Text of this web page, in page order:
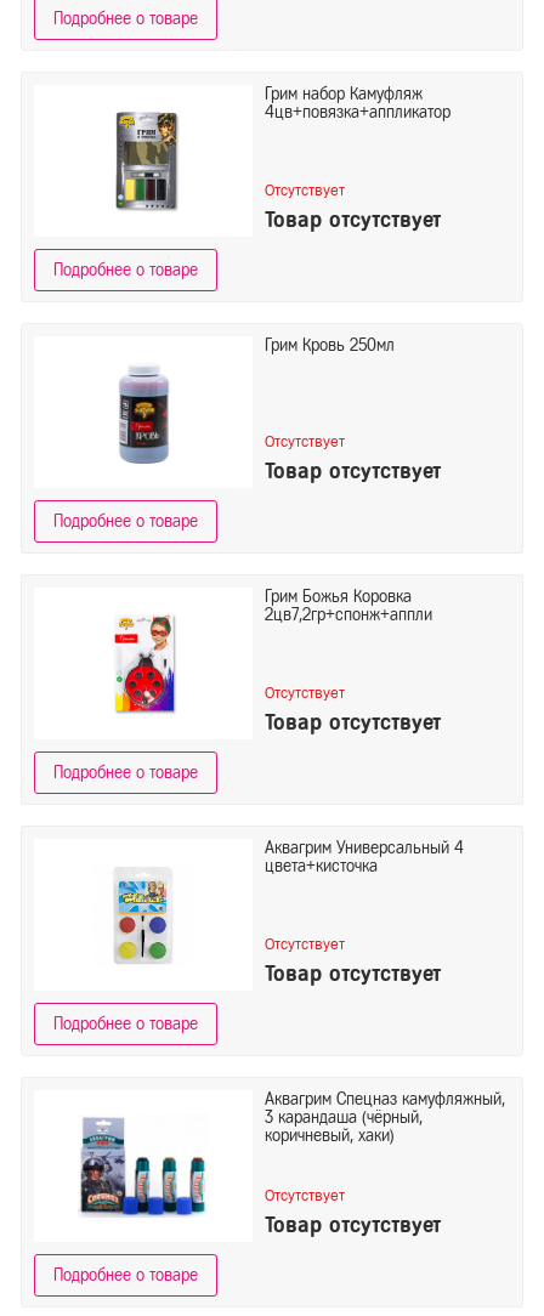
Подробнее о товаре
Грим набор Камуфляж
4цв+повязка+аппликатор
Отсутствует
Товар отсутствует
Подробнее о товаре
Грим Кровь 250мл
Отсутствует
Товар отсутствует
Подробнее о товаре
Грим Божья Коровка
2цв7,2гр+спонж+аппли
Отсутствует
Товар отсутствует
Подробнее о товаре
Аквагрим Универсальный 4
цвета+кисточка
Отсутствует
Товар отсутствует
Подробнее о товаре
Аквагрим Спецназ камуфляжный,
3 карандаша (чёрный,
коричневый, хаки)
Отсутствует
Товар отсутствует
Подробнее о товаре